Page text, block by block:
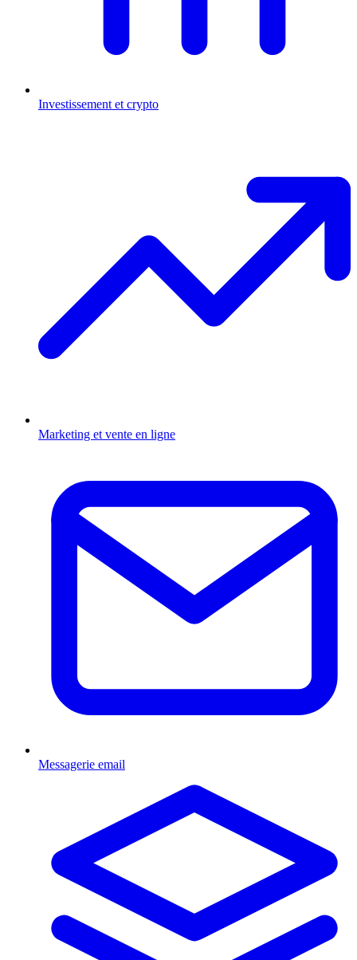
Investissement et crypto
Marketing et vente en ligne
Messagerie email